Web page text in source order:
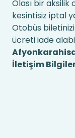
Olası bir
kesintisiz iptal
Otobüs
ücreti iade
İletişim